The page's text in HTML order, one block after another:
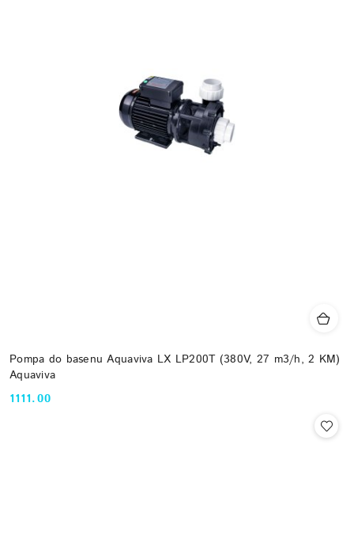
Pompa do basenu Aquaviva LX LP200T (380V, 27 m3/h, 2 KM)
Aquaviva
Cena:
1111.00